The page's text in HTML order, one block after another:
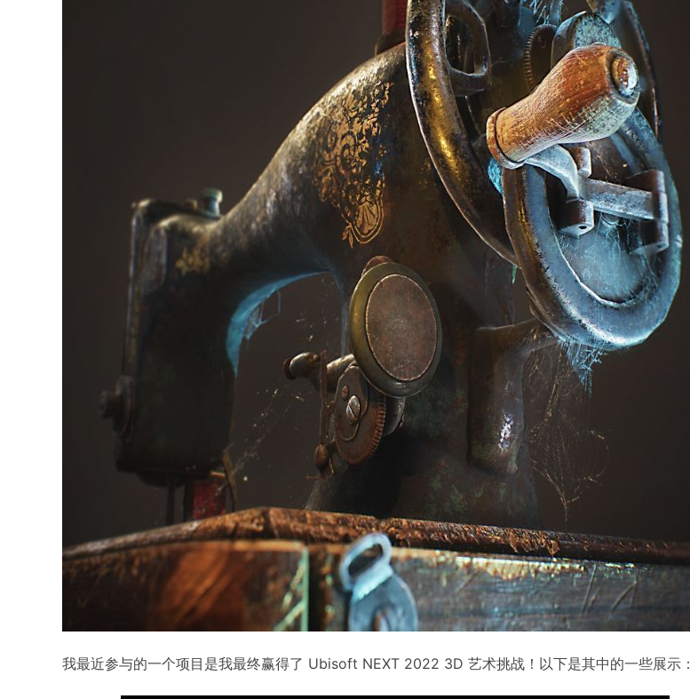
我最近参与的一个项目是我最终赢得了 Ubisoft NEXT 2022 3D 艺术挑战！以下是其中的一些展示：